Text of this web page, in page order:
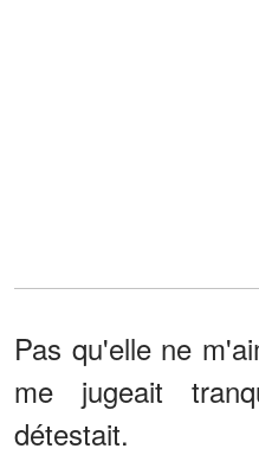
Pas qu'elle ne
me jugeait
détestait.